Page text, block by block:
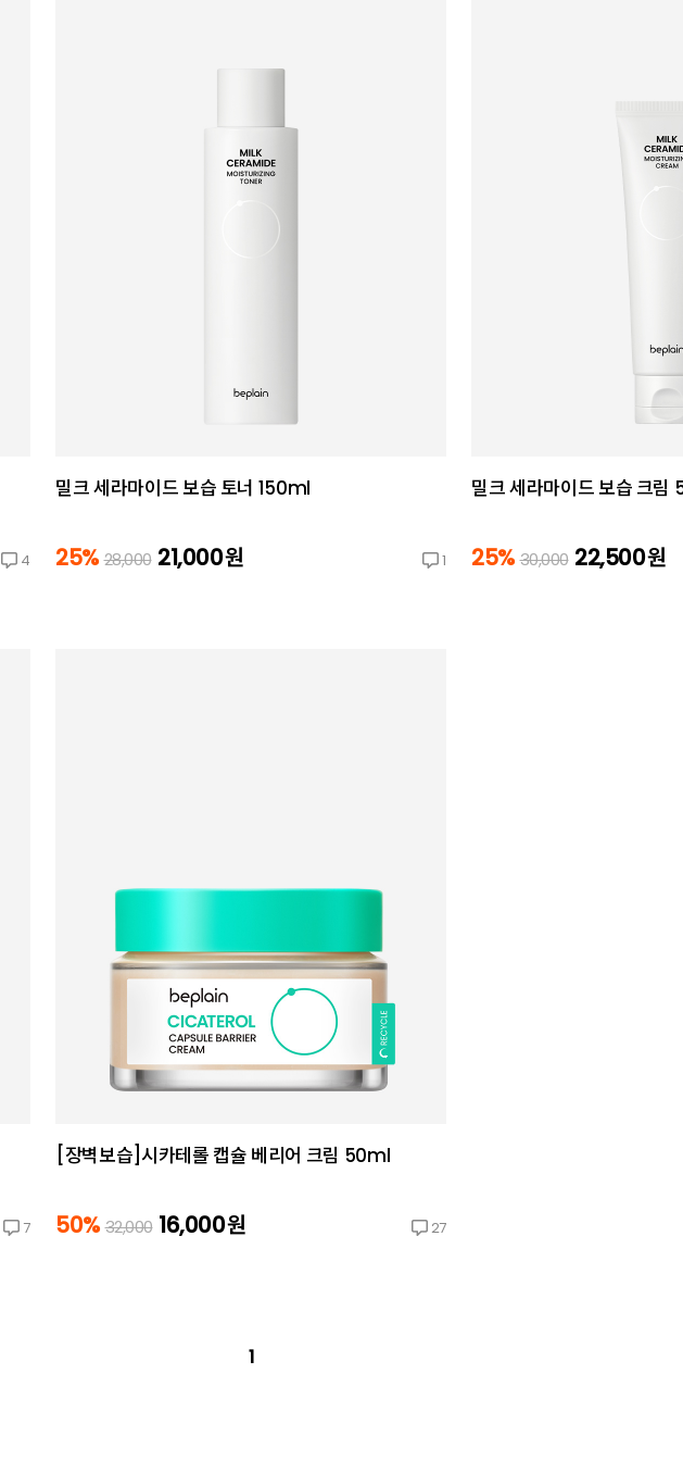
4
밀크 세라마이드 보습 토너 150ml
25% 28,000 21,000원 1
밀크 세라마이드 보습 크
25% 30,000 22,500원
7
[장벽보습]시카테롤 캡슐 베리어 크림 50ml
50% 32,000 16,000원 27
1